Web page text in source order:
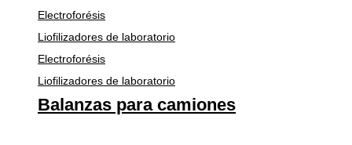
Electroforésis
Liofilizadores de laboratorio
Electroforésis
Liofilizadores de laboratorio
Balanzas para camiones